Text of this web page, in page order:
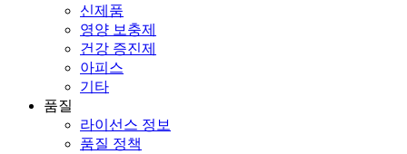
신제품
영양 보충제
건강 증진제
아피스
기타
품질
라이선스 정보
품질 정책